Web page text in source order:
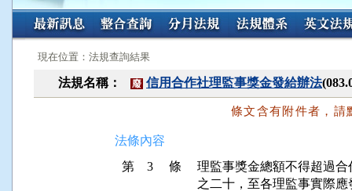
:::
現在位置：法規查詢結果
法規名稱： 廢 信用合作社理監事獎金發給辦法
條文含有附件者，請
法條內容
第 3 條
理監事獎金總額不得超過
之二十，至各理監事實際